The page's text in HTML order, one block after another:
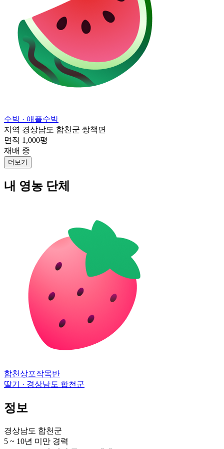
수박 · 애플수박
지역 경상남도 합천군 쌍책면
면적 1,000평
재배 중
더보기
내 영농 단체
합천상포작목반
딸기 · 경상남도 합천군
정보
경상남도 합천군
5 ~ 10년 미만 경력